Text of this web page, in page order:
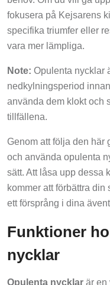
fokusera på Kejsarens
specifika triumfer eller
vara mer lämpliga.
Note: Opulenta nycklar
nedkylningsperiod
använda dem klokt och
tillfällena.
Genom att följa den här
och använda opulenta
sätt. Att låsa upp dessa
kommer att förbättra
ett försprång i dina
Funktioner
nycklar
Opulenta nycklar är en